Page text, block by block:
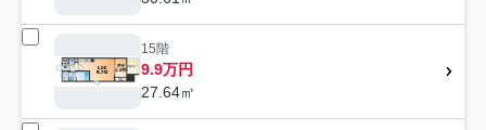
15階
9.9万円
27.64㎡